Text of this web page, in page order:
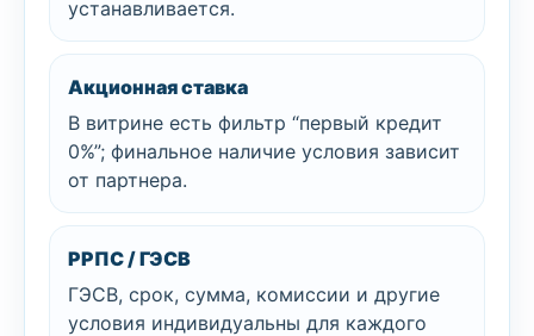
устанавливается.
Акционная ставка
В витрине есть фильтр “первый кредит
0%”; финальное наличие условия зависит
от партнера.
РРПС / ГЭСВ
ГЭСВ, срок, сумма, комиссии и другие
условия индивидуальны для каждого